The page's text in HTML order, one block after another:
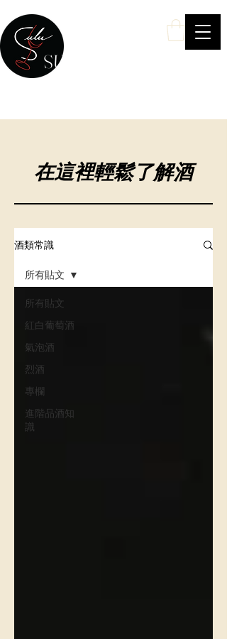
SULU Wine
在這裡輕鬆了解酒
酒類常識
所有貼文
紅白葡萄酒
氣泡酒
烈酒
專欄
進階品酒知
識
所有貼文